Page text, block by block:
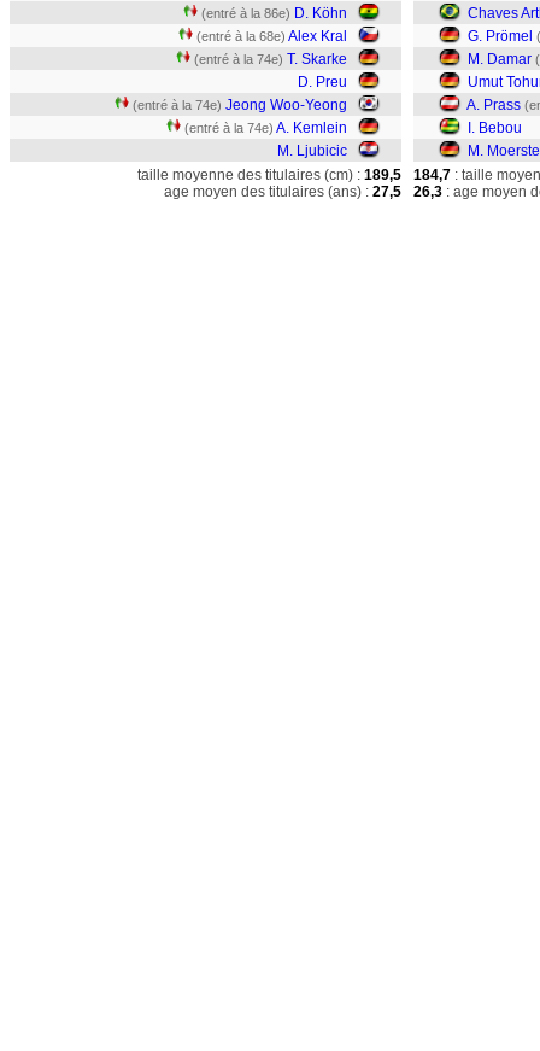
(entré à la 86e) D. Köhn
(entré à la 68e) Alex Kral
(entré à la 74e) T. Skarke
D. Preu
(entré à la 74e) Jeong Woo-Yeong
(entré à la 74e) A. Kemlein
M. Ljubicic
Chaves
G. Prömel
M. Damar
Umut
A. Prass
I. Bebou
M.
taille moyenne des titulaires (cm) : 189,5
age moyen des titulaires (ans) : 27,5
184,7 : taille
26,3 : age moyen